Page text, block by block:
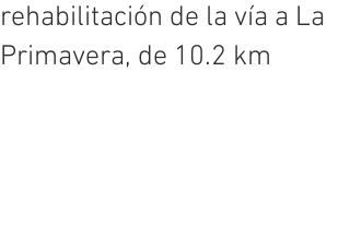
rehabilitación de la vía a La
Primavera, de 10.2 km